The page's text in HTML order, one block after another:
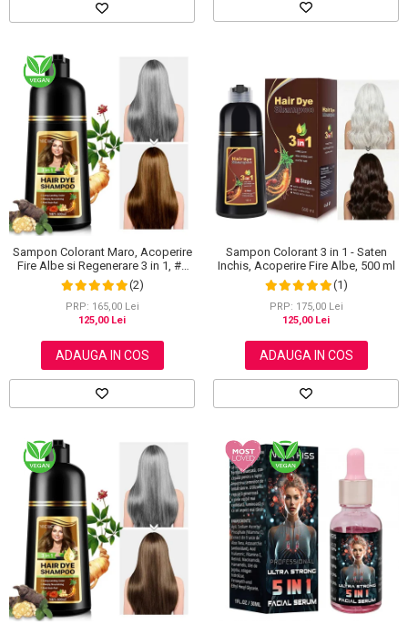
Sampon Colorant Maro, Acoperire
Fire Albe si Regenerare 3 in 1, #2
Brown, 500 ml
(2)
PRP: 165,00 Lei
125,00 Lei
ADAUGA IN COS
Sampon Colorant 3 in 1 - Saten
Inchis, Acoperire Fire Albe, 500 ml
(1)
PRP: 175,00 Lei
125,00 Lei
ADAUGA IN COS